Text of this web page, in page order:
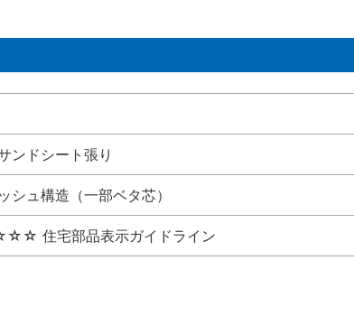
ンドシート張り
シュ構造（一部ベタ芯）
住宅部品表示ガイドライン